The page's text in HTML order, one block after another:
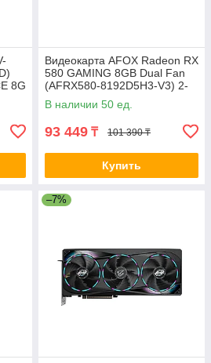
8G
Видеокарта AFOX Radeon RX
580 GAMING 8GB Dual Fan
(AFRX580-8192D5H3-V3) 2-
032882
В наличии 50 ед.
93 449 ₸ 101 390 ₸
Купить
–7%